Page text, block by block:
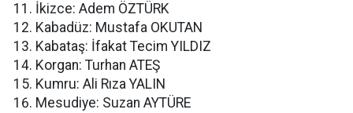
İkizce: Adem ÖZTÜRK
Kabadüz: Mustafa OKUTAN
Kabataş: İfakat Tecim YILDIZ
Korgan: Turhan ATEŞ
Kumru: Ali Rıza YALIN
Mesudiye: Suzan AYTÜRE